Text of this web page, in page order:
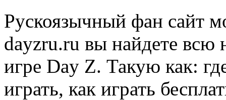
Рускоязычный фан сайт
dayzru.ru вы найдете
игре Day Z. Такую как:
играть, как играть